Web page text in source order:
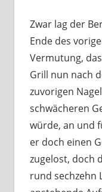
Zwar lag der
Ende des
Vermutung,
Grill nun nach
zuvorigen
schwächeren
würde, an und
er doch einen
zugelost, doch
rund sechzehn